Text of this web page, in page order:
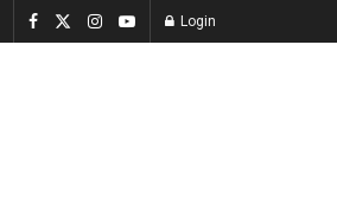
Login